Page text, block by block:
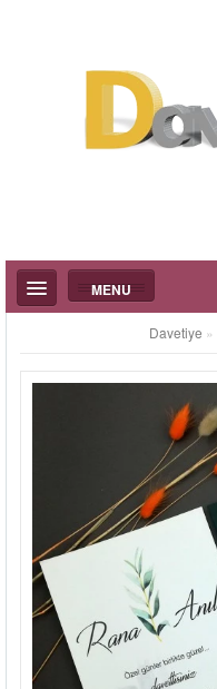
MENU
LÜKS DAVETIYELER
NIKAH ŞEKERLERI
SIKÇA SORULANLAR
Davetiye »